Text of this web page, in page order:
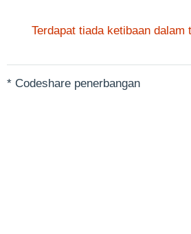
Terdapat tiada ketibaan dalam
* Codeshare penerbangan